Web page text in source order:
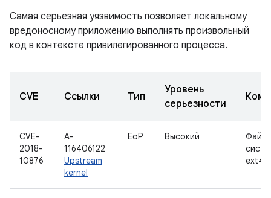
Самая серьезная уязвимость позволяет локальному
вредоносному приложению выполнять произвольный
код в контексте привилегированного процесса.
CVE Ссылки Тип
Уровень
серьезности
CVE-
2018-
10876
A-
116406122
Upstream
kernel
EoP Высокий
ext4